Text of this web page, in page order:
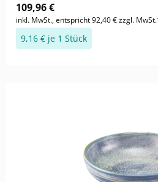
109,96 €
inkl. MwSt., entspricht 92,40 € zzgl.
9,16 € je 1 Stück